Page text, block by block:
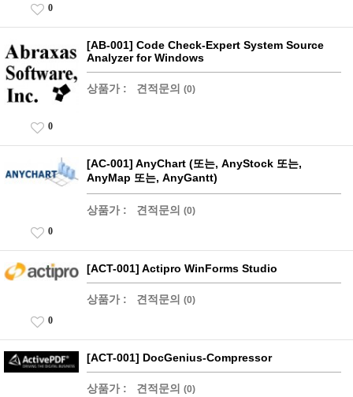
0
[AB-001] Code Check-Expert System Source
Analyzer for Windows
상품가 : 견적문의 (0)
0
[AC-001] AnyChart (또는, AnyStock 또는,
AnyMap 또는, AnyGantt)
상품가 : 견적문의 (0)
0
[ACT-001] Actipro WinForms Studio
상품가 : 견적문의 (0)
0
[ACT-001] DocGenius-Compressor
상품가 : 견적문의 (0)